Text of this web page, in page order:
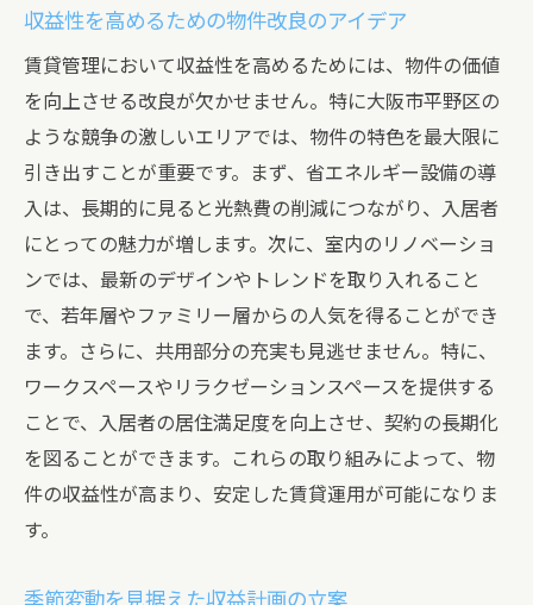
収益性を高めるための物件改良のアイデア
賃貸管理において収益性を高めるためには、物件の価値
を向上させる改良が欠かせません。特に大阪市平野区の
ような競争の激しいエリアでは、物件の特色を最大限に
引き出すことが重要です。まず、省エネルギー設備の導
入は、長期的に見ると光熱費の削減につながり、入居者
にとっての魅力が増します。次に、室内のリノベーショ
ンでは、最新のデザインやトレンドを取り入れること
で、若年層やファミリー層からの人気を得ることができ
ます。さらに、共用部分の充実も見逃せません。特に、
ワークスペースやリラクゼーションスペースを提供する
ことで、入居者の居住満足度を向上させ、契約の長期化
を図ることができます。これらの取り組みによって、物
件の収益性が高まり、安定した賃貸運用が可能になりま
す。
季節変動を見据えた収益計画の立案